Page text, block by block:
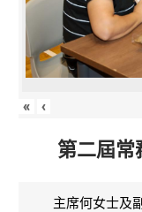
« ‹
第二屆
主席何女士及